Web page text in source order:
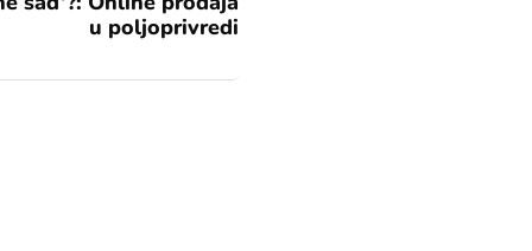
u poljoprivredi